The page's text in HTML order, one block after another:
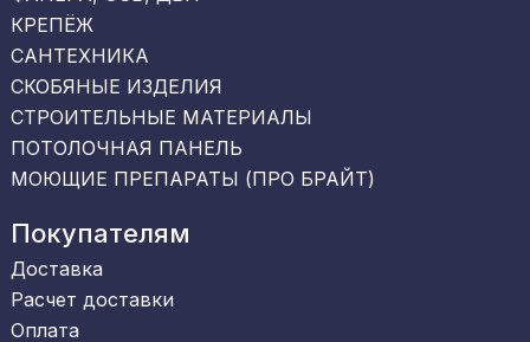
КРЕПЁЖ
САНТЕХНИКА
СКОБЯНЫЕ ИЗДЕЛИЯ
СТРОИТЕЛЬНЫЕ МАТЕРИАЛЫ
ПОТОЛОЧНАЯ ПАНЕЛЬ
МОЮЩИЕ ПРЕПАРАТЫ (ПРО БРАЙТ)
Покупателям
Доставка
Расчет доставки
Оплата